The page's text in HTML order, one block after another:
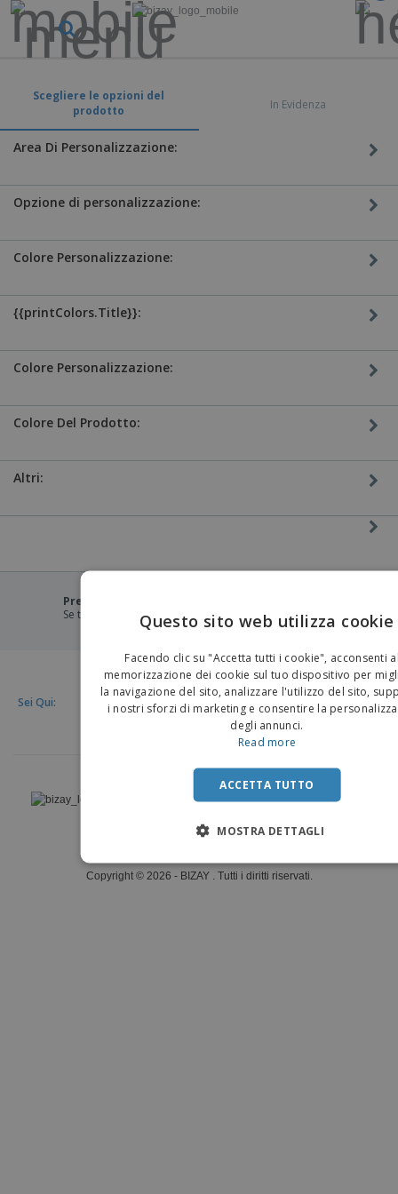
Scegliere le opzioni del
prodotto
In Evidenza
Area Di Personalizzazione:
Opzione di personalizzazione:
Colore Personalizzazione:
{{printColors.Title}}:
Colore Personalizzazione:
Colore Del Prodotto:
Altri:
Prezzo più basso garantito
Se trovi un prezzo più basso, eguagliamo il prezzo.
Sei Qui:
Italia |IT
(€ EUR )
Piattaforma Whisteblower
Copyright © 2026 - BIZAY . Tutti i diritti riservati.
Questo sito web utilizza cookie
Facendo clic su "Accetta tutti i cookie", acconsenti
memorizzazione dei cookie sul tuo dispositivo per
la navigazione del sito, analizzare l'utilizzo del sito,
i nostri sforzi di marketing e consentire la
degli annunci.
Read more
ACCETTA TUTTO
MOSTRA DETTAGLI